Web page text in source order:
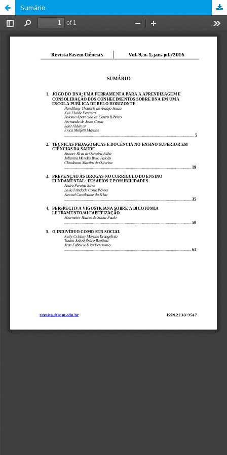
Sumário